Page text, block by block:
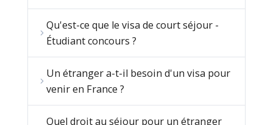
Qu'est-ce que le visa de court séjour -
Étudiant concours ?
Un étranger a-t-il besoin d'un visa pour
venir en France ?
Quel droit au séjour pour un étranger